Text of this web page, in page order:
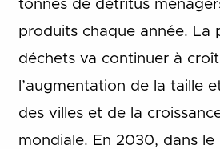
tonnes de détritus
produits chaque année. La
déchets va continuer à
l’augmentation de la taille
des villes et de la
mondiale. En 2030, dans le